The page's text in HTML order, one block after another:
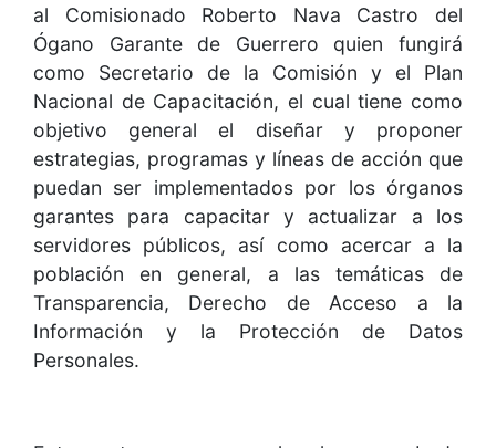
al Comisionado Roberto Nava Castro del
Ógano Garante de Guerrero quien fungirá
como Secretario de la Comisión y el Plan
Nacional de Capacitación, el cual tiene como
objetivo general el diseñar y proponer
estrategias, programas y líneas de acción que
puedan ser implementados por los órganos
garantes para capacitar y actualizar a los
servidores públicos, así como acercar a la
población en general, a las temáticas de
Transparencia, Derecho de Acceso a la
Información y la Protección de Datos
Personales.